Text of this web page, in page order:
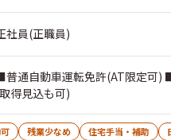
社員(正職員)
通自動車運転免許(AT限定可)
得見込も可)
残業少なめ 住宅手当・補助